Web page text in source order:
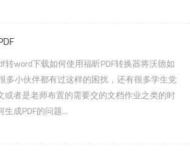
转word下载如何使用福昕PDF转换器将沃德如
多小伙伴都有过这样的困扰，还有很多学生党
或者是老师布置的需要交的文档作业之类的时
成PDF的问题...